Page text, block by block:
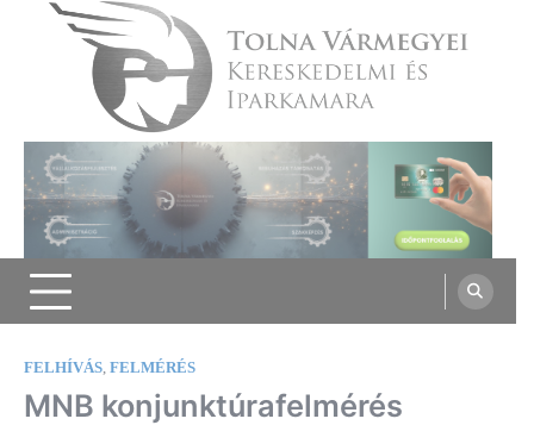
Tolna Vármegyei Kereskedelmi és
Iparkamara
FELHÍVÁS, FELMÉRÉS
MNB konjunktúrafelmérés